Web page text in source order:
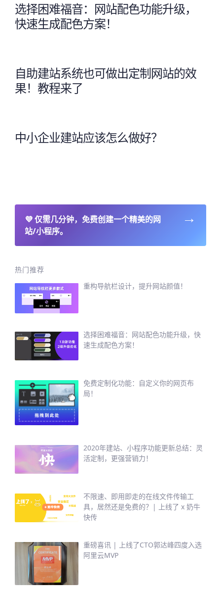
选择困难福音：网站配色功能升级，
快速生成配色方案！
自助建站系统也可做出定制网站的效
果！教程来了
中小企业建站应该怎么做好？
💜仅需几分钟，免费创建一个精美的网
站/小程序。
→
热门推荐
重构导航栏设计，提升网站颜值！
选择困难福音：网站配色功能升级，快
速生成配色方案！
免费定制化功能：自定义你的网页布
局！
2020年建站、小程序功能更新总结：灵
活定制，更强营销力！
不限速、即用即走的在线文件传输工
具，居然还是免费的？| 上线了 x 奶牛
快传
重磅喜讯 | 上线了CTO郭达峰四度入选
阿里云MVP